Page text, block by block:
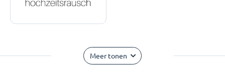
Meer tonen